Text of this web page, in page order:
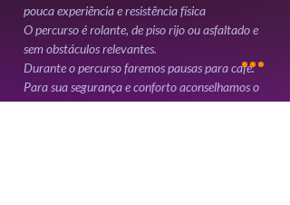
O percurso é rolante, de piso rijo ou asfaltado e
Para sua segurança e conforto aconselhamos o